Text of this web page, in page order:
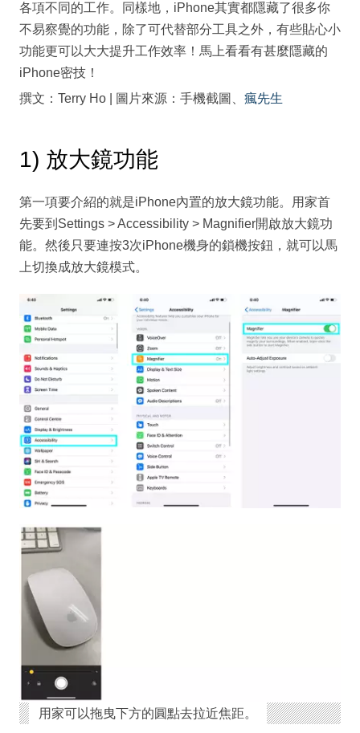
各項不同的工作。同樣地，iPhone其實都隱藏了很多你
不易察覺的功能，除了可代替部分工具之外，有些貼心小
功能更可以大大提升工作效率！馬上看看有甚麼隱藏的
iPhone密技！
撰文：Terry Ho | 圖片來源：手機截圖、 瘋先生
1) 放大鏡功能
第一項要介紹的就是iPhone內置的放大鏡功能。用家首
先要到Settings > Accessibility > Magnifier開啟放大鏡功
能。然後只要連按3次iPhone機身的鎖機按鈕，就可以馬
上切換成放大鏡模式。
用家可以拖曳下方的圓點去拉近焦距。